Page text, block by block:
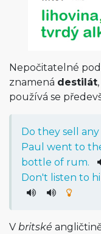
Nepočitatelné
znamená destilát,
používá se
Do they sell any
Paul went to
bottle of rum.
Don't listen to
V britské